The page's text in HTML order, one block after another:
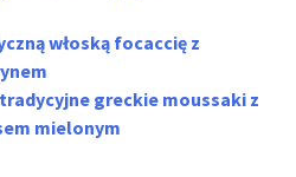
włoską focaccię z
greckie moussaki z
mielonym